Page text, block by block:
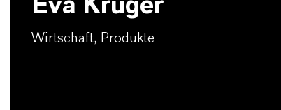
Eva Krüger
Wirtschaft, Produkte